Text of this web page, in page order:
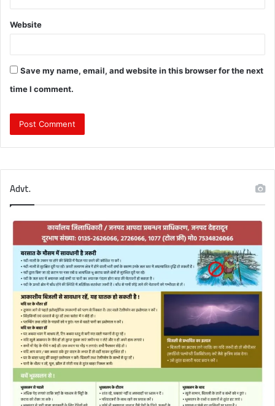
Website
Save my name, email, and website in this browser for the next
time I comment.
Advt.